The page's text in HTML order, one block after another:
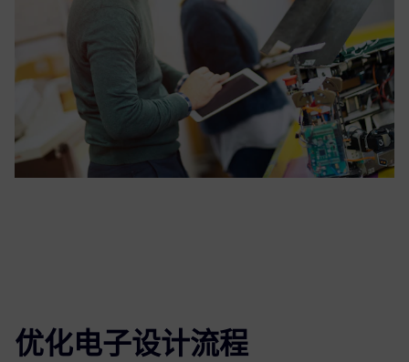
优化电子设计流程